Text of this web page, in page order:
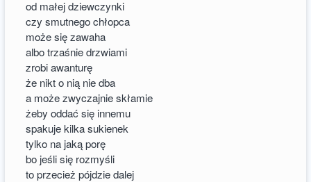
od małej dziewczynki
czy smutnego chłopca
może się zawaha
albo trzaśnie drzwiami
zrobi awanturę
że nikt o nią nie dba
a może zwyczajnie skłamie
żeby oddać się innemu
spakuje kilka sukienek
tylko na jaką porę
bo jeśli się rozmyśli
to przecież pójdzie dalej